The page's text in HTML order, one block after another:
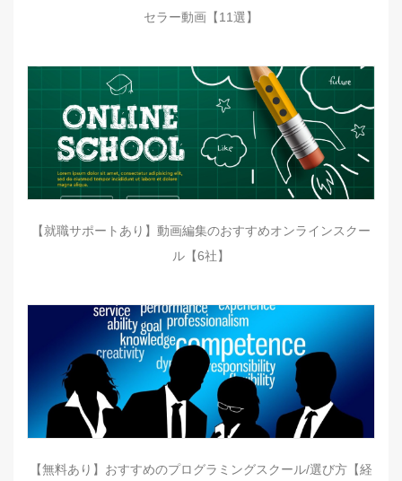
セラー動画【11選】
【就職サポートあり】動画編集のおすすめオンラインスクー
ル【6社】
【無料あり】おすすめのプログラミングスクール/選び方【経